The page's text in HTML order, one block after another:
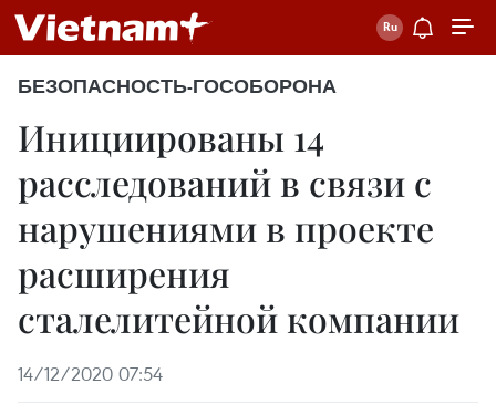
БЕЗОПАСНОСТЬ-ГОСОБОРОНА
Инициированы 14
расследований в связи с
нарушениями в проекте
расширения
сталелитейной компании
14/12/2020 07:54